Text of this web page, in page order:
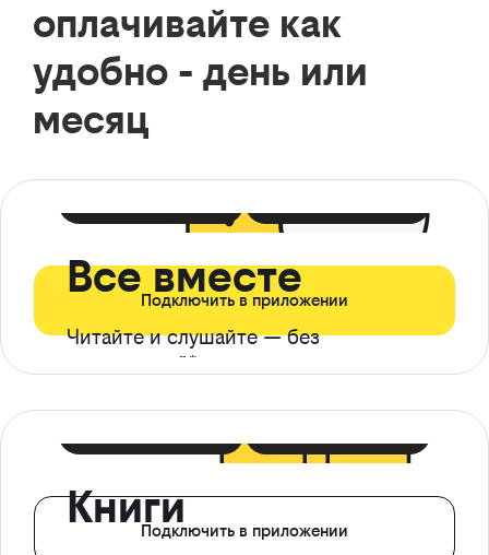
оплачивайте как
удобно - день или
месяц
Все вместе
Читайте и слушайте — без
ограничений*
Подключить в приложении
КнигиПодключить в приложении